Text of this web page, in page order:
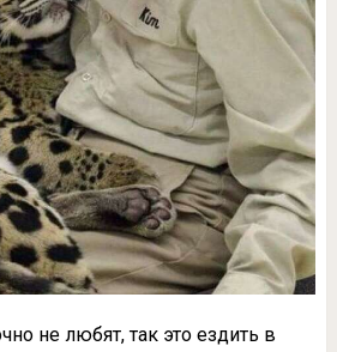
не любят, так это ездить в